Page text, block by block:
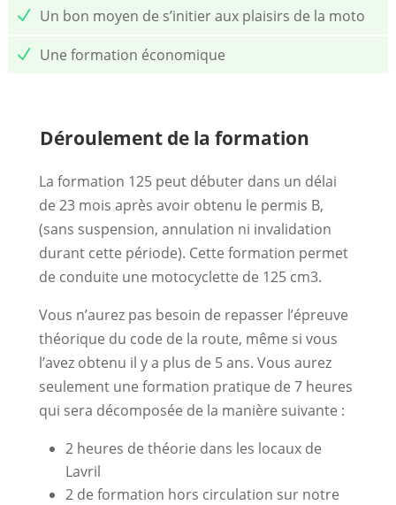
Un bon moyen de s’initier aux plaisirs de la moto
Une formation économique
Déroulement de la formation
La formation 125 peut débuter dans un délai
de 23 mois après avoir obtenu le permis B,
(sans suspension, annulation ni invalidation
durant cette période). Cette formation permet
de conduite une motocyclette de 125 cm3.
Vous n’aurez pas besoin de repasser l’épreuve
théorique du code de la route, même si vous
l’avez obtenu il y a plus de 5 ans. Vous aurez
seulement une formation pratique de 7 heures
qui sera décomposée de la manière suivante :
2 heures de théorie dans les locaux de
Lavril
2 de formation hors circulation sur notre